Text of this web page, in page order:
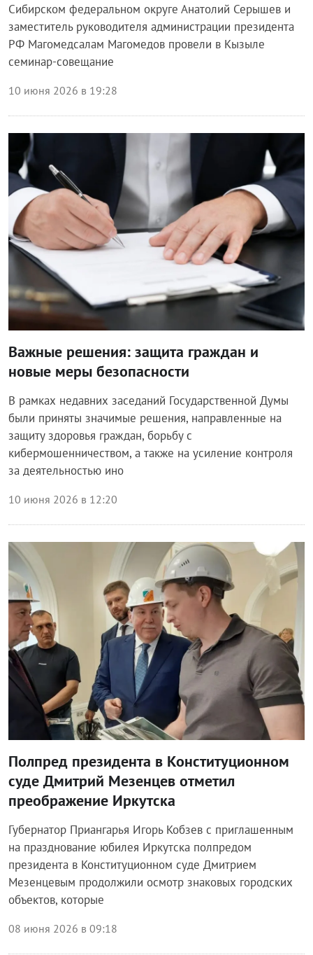
Сибирском федеральном округе Анатолий Серышев и
заместитель руководителя администрации президента
РФ Магомедсалам Магомедов провели в Кызыле
семинар-совещание
10 июня 2026 в 19:28
Власть
Важные решения: защита граждан и
новые меры безопасности
В рамках недавних заседаний Государственной Думы
были приняты значимые решения, направленные на
защиту здоровья граждан, борьбу с
кибермошенничеством, а также на усиление контроля
за деятельностью ино
10 июня 2026 в 12:20
Власть
Полпред президента в Конституционном
суде Дмитрий Мезенцев отметил
преображение Иркутска
Губернатор Приангарья Игорь Кобзев с приглашенным
на празднование юбилея Иркутска полпредом
президента в Конституционном суде Дмитрием
Мезенцевым продолжили осмотр знаковых городских
объектов, которые
08 июня 2026 в 09:18